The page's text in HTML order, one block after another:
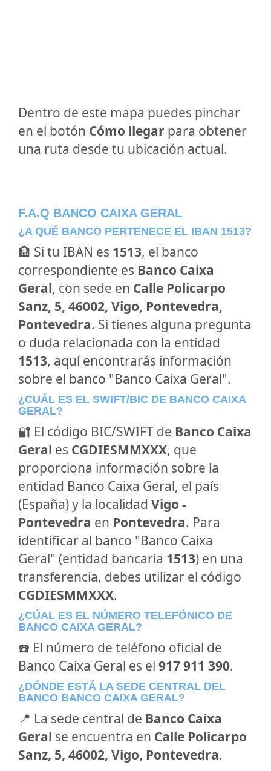
Dentro de este mapa puedes pinchar
en el botón Cómo llegar para obtener
una ruta desde tu ubicación actual.
F.A.Q BANCO CAIXA GERAL
¿A QUÉ BANCO PERTENECE EL IBAN 1513?
🏦 Si tu IBAN es 1513, el banco
correspondiente es Banco Caixa
Geral, con sede en Calle Policarpo
Sanz, 5, 46002, Vigo, Pontevedra,
Pontevedra. Si tienes alguna pregunta
o duda relacionada con la entidad
1513, aquí encontrarás información
sobre el banco "Banco Caixa Geral".
¿CUÁL ES EL SWIFT/BIC DE BANCO CAIXA
GERAL?
🔐 El código BIC/SWIFT de Banco Caixa
Geral es CGDIESMMXXX, que
proporciona información sobre la
entidad Banco Caixa Geral, el país
(España) y la localidad Vigo -
Pontevedra en Pontevedra. Para
identificar al banco "Banco Caixa
Geral" (entidad bancaria 1513) en una
transferencia, debes utilizar el código
CGDIESMMXXX.
¿CÚAL ES EL NÚMERO TELEFÓNICO DE
BANCO CAIXA GERAL?
☎️ El número de teléfono oficial de
Banco Caixa Geral es el 917 911 390.
¿DÓNDE ESTÁ LA SEDE CENTRAL DEL
BANCO BANCO CAIXA GERAL?
📍 La sede central de Banco Caixa
Geral se encuentra en Calle Policarpo
Sanz, 5, 46002, Vigo, Pontevedra.